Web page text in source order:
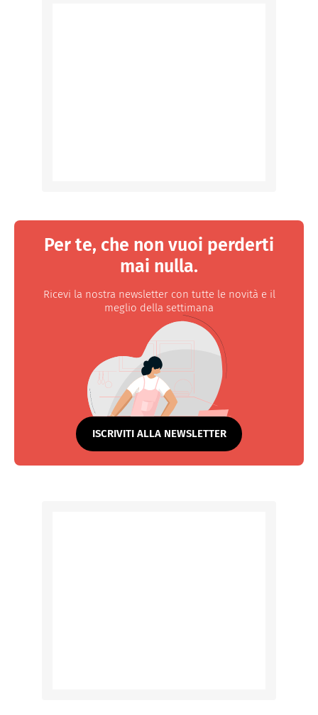
Per te, che non vuoi perderti
mai nulla.
Ricevi la nostra newsletter con tutte le novità e il
meglio della settimana
ISCRIVITI ALLA NEWSLETTER